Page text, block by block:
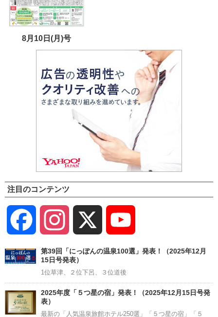
8月10日(月)号
注目のコンテンツ
Facebook Instagram
Channel
第39回「にっぽんの温泉100選」発表！（2025年12月
15日号発表）
1位草津、２位下呂、３位道後
2025年度「５つ星の宿」発表！（2025年12月15日号発
表）
最新の「人気温泉旅館ホテル250選」「５つ星の宿」「５